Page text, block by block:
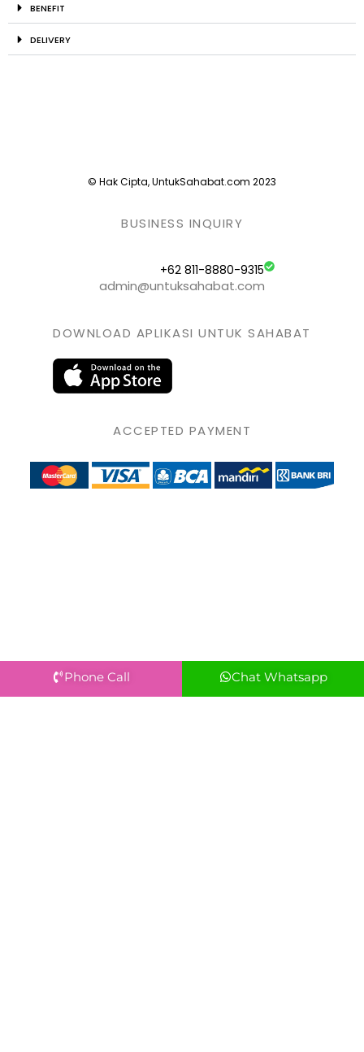
BENEFIT
DELIVERY
© Hak Cipta, UntukSahabat.com 2023
BUSINESS INQUIRY
+62 811-8880-9315
admin@untuksahabat.com
DOWNLOAD APLIKASI UNTUK SAHABAT
ACCEPTED PAYMENT
Phone Call Chat Whatsapp